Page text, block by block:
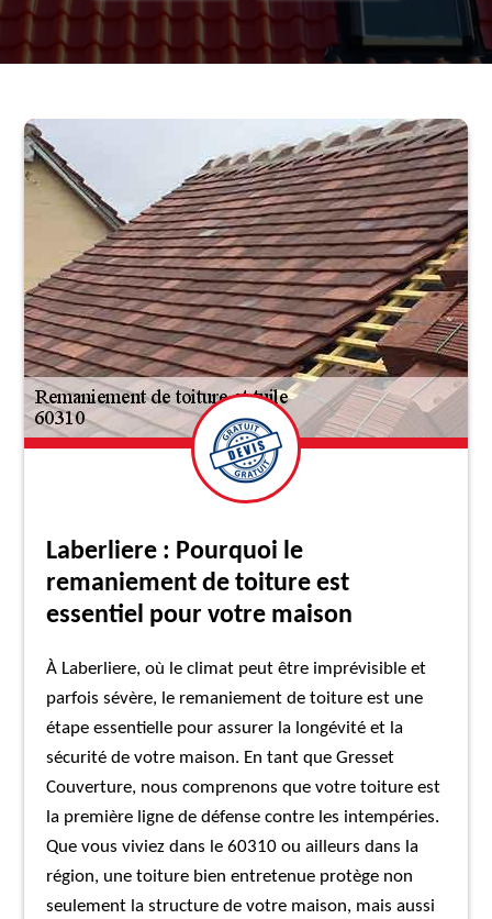
Laberliere : Pourquoi le
remaniement de toiture est
essentiel pour votre maison
À Laberliere, où le climat peut être imprévisible et
parfois sévère, le remaniement de toiture est une
étape essentielle pour assurer la longévité et la
sécurité de votre maison. En tant que Gresset
Couverture, nous comprenons que votre toiture est
la première ligne de défense contre les intempéries.
Que vous viviez dans le 60310 ou ailleurs dans la
région, une toiture bien entretenue protège non
seulement la structure de votre maison, mais aussi